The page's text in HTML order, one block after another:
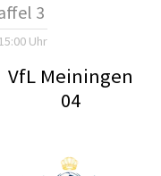
3
15:00 Uhr
VfL Meiningen
04